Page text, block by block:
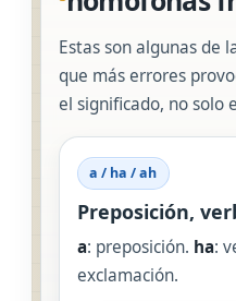
Estas son algunas de
que más errores
el significado, no solo
a / ha / ah
Preposición,
a: preposición. ha:
exclamación.